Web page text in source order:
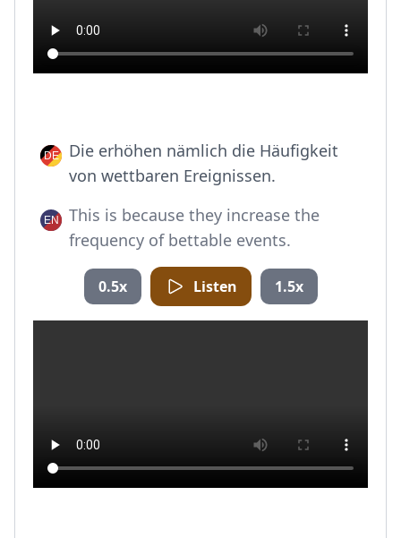
Die erhöhen nämlich die Häufigkeit
von wettbaren Ereignissen.
This is because they increase the
frequency of bettable events.
0.5x Listen 1.5x